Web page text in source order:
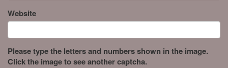
Website
Please type the letters and numbers shown in the image.
Click the image to see another captcha.